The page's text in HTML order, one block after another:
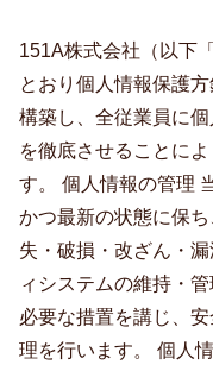
151A株式会社（以下
とおり個人情報保護
構築し、全従業員に
を徹底させることに
す。 個人情報の管理
かつ最新の状態に保
失・破損・改ざん・
ィシステムの維持・
必要な措置を講じ、
理を行います。 個人